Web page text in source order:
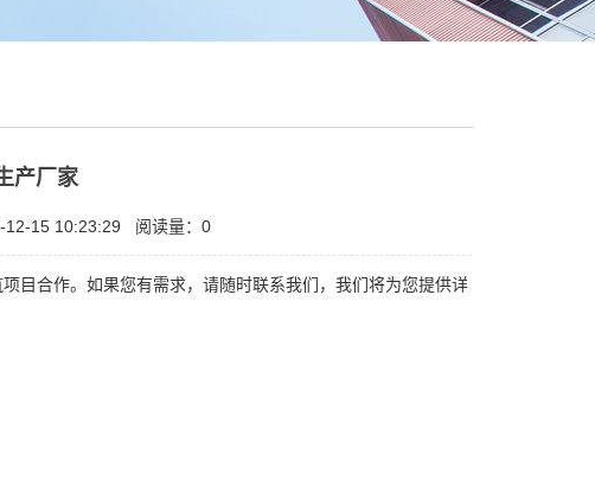
产厂家
12-15 10:23:29 阅读量：0
目合作。如果您有需求，请随时联系我们，我们将为您提供详